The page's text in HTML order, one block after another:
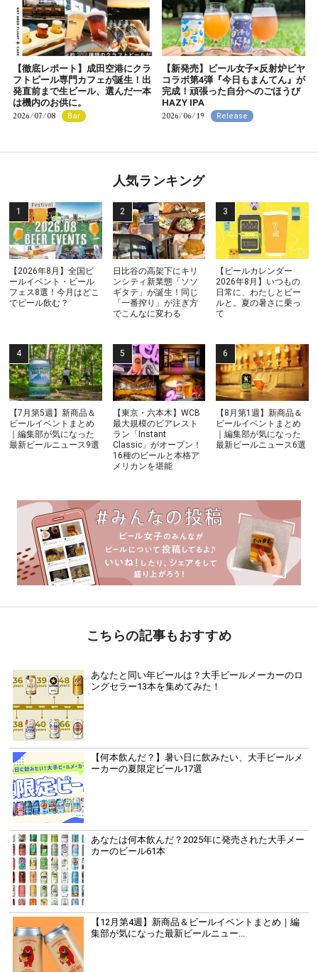
【徹底レポート】成田空港にクラ
フトビール専門カフェが誕生！出
発直前まで生ビール、選んだ一本
は機内のお供に。
2026/07/08 Bar
【新発売】ビール女子×反射炉ビヤ
コラボ第4弾『今日もまんてん』が
完成！頑張った自分へのごほうび
HAZY IPA
2026/06/19 Release
人気ランキング
【2026年8月】全国ビ
ールイベント・ビール
フェス8選！今月はどこ
でビール飲む？
日比谷の高架下にキリ
ンシティ新業態「ソソ
ギタテ」が誕生！同じ
「一番搾り」が注ぎ方
でこんなに変わる
【ビールカレンダー
2026年8月】いつもの
日常に、わたしとビー
ルと。夏の暑さに乗っ
て
【7月第5週】新商品＆
ビールイベントまとめ
｜編集部が気になった
最新ビールニュース9選
【東京・六本木】WCB
最大規模のビアレスト
ラン「Instant
Classic」がオープン！
16種のビールと本格ア
メリカンを堪能
【8月第1週】新商品＆
ビールイベントまとめ
｜編集部が気になった
最新ビールニュース6選
こちらの記事もおすすめ
あなたと同い年ビールは？大手ビールメーカーのロ
ングセラー13本を集めてみた！
【何本飲んだ？】暑い日に飲みたい、大手ビールメ
ーカーの夏限定ビール17選
あなたは何本飲んだ？2025年に発売された大手メー
カーのビール61本
【12月第4週】新商品＆ビールイベントまとめ｜編
集部が気になった最新ビールニュー...